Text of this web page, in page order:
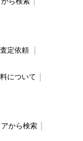
定依頼
について
アから検索